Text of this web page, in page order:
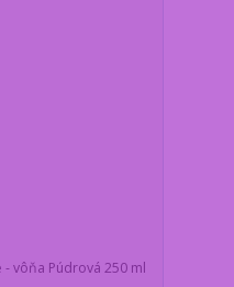
vôňa Púdrová 250 ml